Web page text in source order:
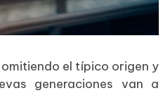
el típico origen y
generaciones van a